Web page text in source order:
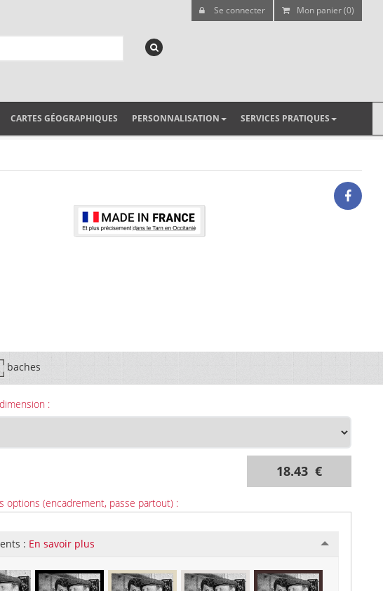
Se connecter Mon panier (0)
CARTES GÉOGRAPHIQUES PERSONNALISATION SERVICES PRATIQUES
baches
:
18.43 €
options (encadrement, passe partout) :
: En savoir plus